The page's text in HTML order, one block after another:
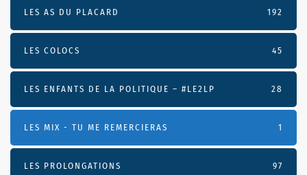
LES AS DU PLACARD 192
LES COLOCS 45
LES ENFANTS DE LA POLITIQUE – #LE2LP 28
LES MIX - TU ME REMERCIERAS 1
LES PROLONGATIONS 97